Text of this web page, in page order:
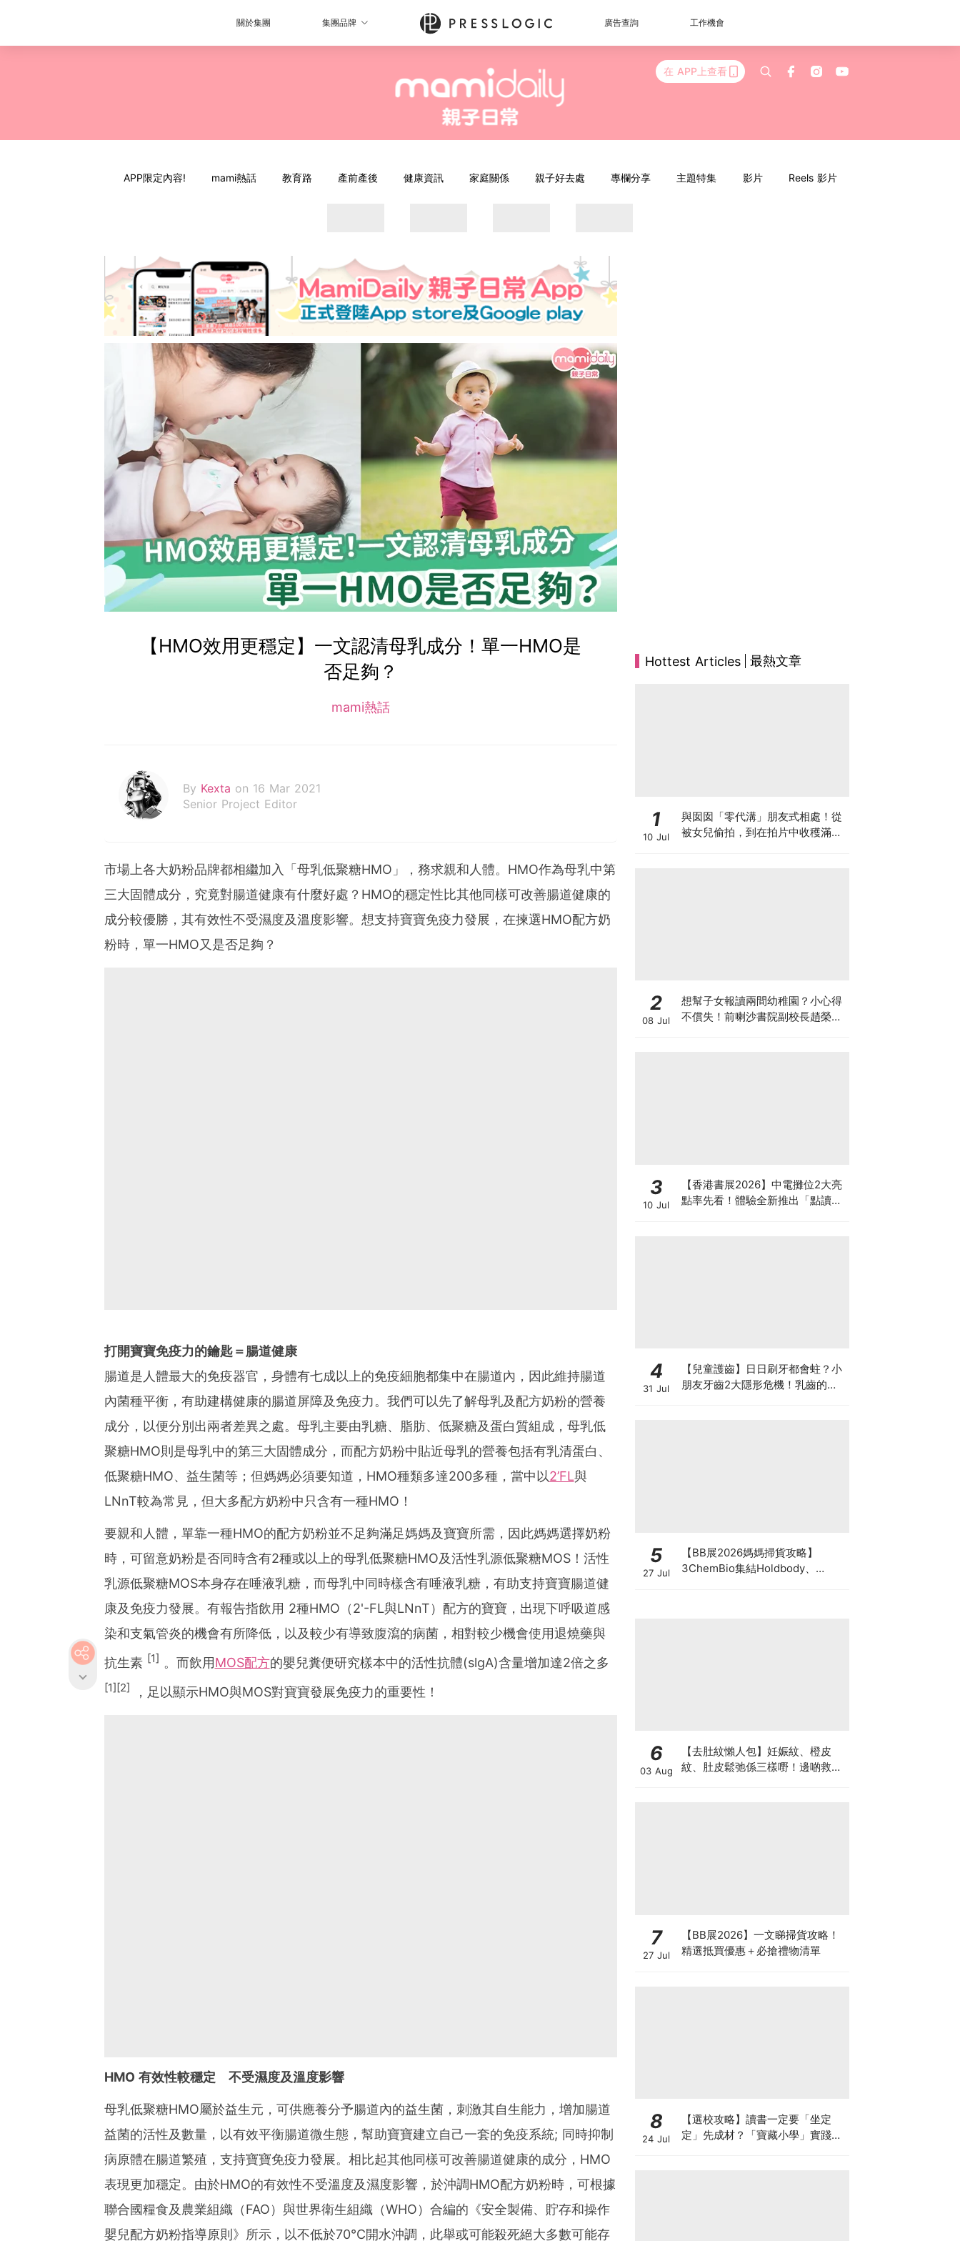
關於集團 集團品牌 廣告查詢 工作機會
在 APP上查看
APP限定內容! mami熱話 教育路 產前產後 健康資訊 家庭關係 親子好去處 專欄分享 主題特集 影片 Reels 影片
【HMO效用更穩定】一文認清母乳成分！單一HMO是
否足夠？
mami熱話
By Kexta on 16 Mar 2021
Senior Project Editor
市場上各大奶粉品牌都相繼加入「母乳低聚糖HMO」，務求親和人體。HMO作為母乳中第
三大固體成分，究竟對腸道健康有什麼好處？HMO的穩定性比其他同樣可改善腸道健康的
成分較優勝，其有效性不受濕度及溫度影響。想支持寶寶免疫力發展，在揀選HMO配方奶
粉時，單一HMO又是否足夠？
打開寶寶免疫力的鑰匙＝腸道健康
腸道是人體最大的免疫器官，身體有七成以上的免疫細胞都集中在腸道內，因此維持腸道
內菌種平衡，有助建構健康的腸道屏障及免疫力。我們可以先了解母乳及配方奶粉的營養
成分，以便分別出兩者差異之處。母乳主要由乳糖、脂肪、低聚糖及蛋白質組成，母乳低
聚糖HMO則是母乳中的第三大固體成分，而配方奶粉中貼近母乳的營養包括有乳清蛋白、
低聚糖HMO、益生菌等；但媽媽必須要知道，HMO種類多達200多種，當中以2’FL與
LNnT較為常見，但大多配方奶粉中只含有一種HMO！
要親和人體，單靠一種HMO的配方奶粉並不足夠滿足媽媽及寶寶所需，因此媽媽選擇奶粉
時，可留意奶粉是否同時含有2種或以上的母乳低聚糖HMO及活性乳源低聚糖MOS！活性
乳源低聚糖MOS本身存在唾液乳糖，而母乳中同時樣含有唾液乳糖，有助支持寶寶腸道健
康及免疫力發展。有報告指飲用 2種HMO（2'-FL與LNnT）配方的寶寶，出現下呼吸道感
染和支氣管炎的機會有所降低，以及較少有導致腹瀉的病菌，相對較少機會使用退燒藥與
抗生素 [1] 。而飲用MOS配方的嬰兒糞便研究樣本中的活性抗體(slgA)含量增加達2倍之多
[1][2] ，足以顯示HMO與MOS對寶寶發展免疫力的重要性！
HMO 有效性較穩定 不受濕度及溫度影響
母乳低聚糖HMO屬於益生元，可供應養分予腸道內的益生菌，刺激其自生能力，增加腸道
益菌的活性及數量，以有效平衡腸道微生態，幫助寶寶建立自己一套的免疫系統; 同時抑制
病原體在腸道繁殖，支持寶寶免疫力發展。相比起其他同樣可改善腸道健康的成分，HMO
表現更加穩定。由於HMO的有效性不受溫度及濕度影響，於沖調HMO配方奶粉時，可根據
聯合國糧食及農業組織（FAO）與世界衛生組織（WHO）合編的《安全製備、貯存和操作
嬰兒配方奶粉指導原則》所示，以不低於70°C開水沖調，此舉或可能殺死絕大多數可能存
Hottest Articles 最熱文章
1
10 Jul
與囡囡「零代溝」朋友式相處！從
被女兒偷拍，到在拍片中收穫滿足
2
08 Jul
想幫子女報讀兩間幼稚園？小心得
不償失！前喇沙書院副校長趙榮
3
10 Jul
【香港書展2026】中電攤位2大亮
點率先看！體驗全新推出「點讀故
4
31 Jul
【兒童護齒】日日刷牙都會蛀？小
朋友牙齒2大隱形危機！乳齒的琺
5
27 Jul
【BB展2026媽媽掃貨攻略】
3ChemBio集結Holdbody、
6
03 Aug
【去肚紋懶人包】妊娠紋、橙皮
紋、肚皮鬆弛係三樣嘢！邊啲救得
7
27 Jul
【BB展2026】一文睇掃貨攻略！
精選抵買優惠＋必搶禮物清單
8
24 Jul
【選校攻略】讀書一定要「坐定
定」先成材？「寶藏小學」實踐動